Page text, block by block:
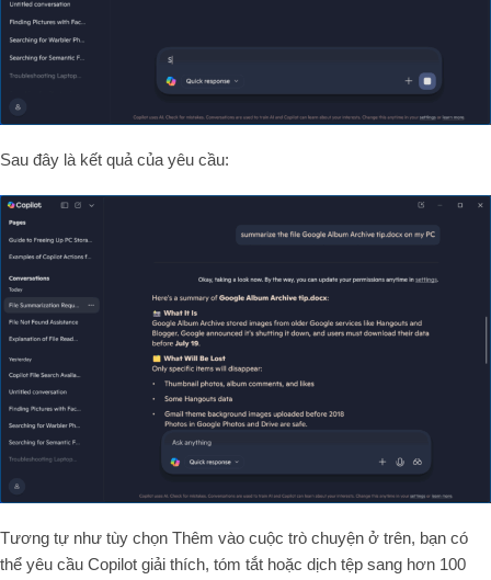
Sau đây là kết quả của yêu cầu:
Tương tự như tùy chọn Thêm vào cuộc trò chuyện ở trên, bạn có
thể yêu cầu Copilot giải thích, tóm tắt hoặc dịch tệp sang hơn 100